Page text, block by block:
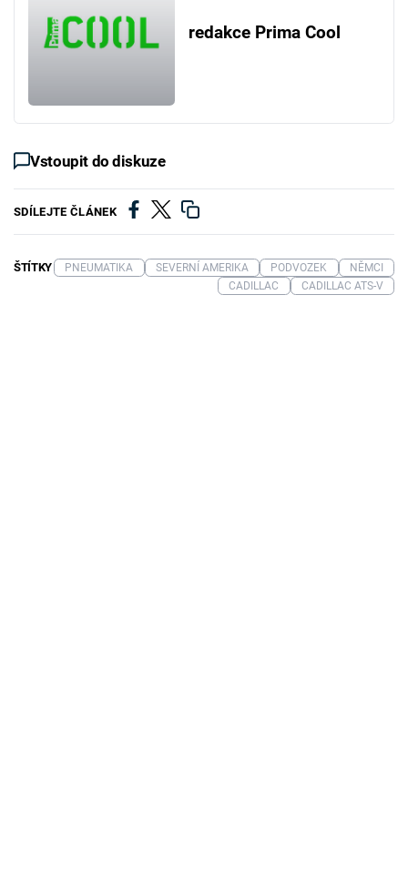
redakce Prima Cool
Vstoupit do diskuze
SDÍLEJTE ČLÁNEK
ŠTÍTKY PNEUMATIKA SEVERNÍ AMERIKA PODVOZEK
NĚMCI
CADILLAC
CADILLAC ATS-V